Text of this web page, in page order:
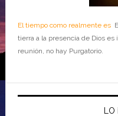
El tiempo como realmente es
tierra a la presencia de Dios
reunión, no hay Purgatorio.